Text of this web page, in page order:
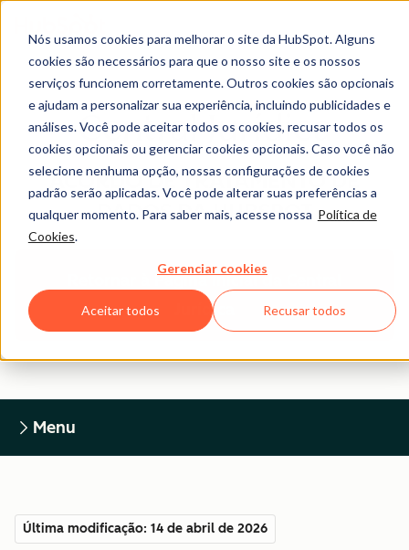
Nós usamos cookies para melhorar o site da HubSpot. Alguns
cookies são necessários para que o nosso site e os nossos
serviços funcionem corretamente. Outros cookies são opcionais
e ajudam a personalizar sua experiência, incluindo publicidades e
análises. Você pode aceitar todos os cookies, recusar todos os
cookies opcionais ou gerenciar cookies opcionais. Caso você não
selecione nenhuma opção, nossas configurações de cookies
padrão serão aplicadas. Você pode alterar suas preferências a
qualquer momento. Para saber mais, acesse nossa Política de
Cookies.
Gerenciar cookies
Aceitar todos Recusar todos
Central Jurídica
ACORDO DE TRATAMENTO DE
DADOS DA HUBSPOT
Retornar à Página Inicial da Central
Jurídica
Menu
Última modificação: 14 de abril de 2026